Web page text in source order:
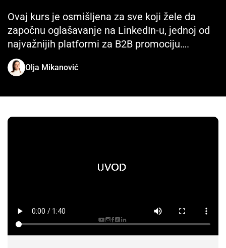
Ovaj kurs je osmišljena za sve koji žele da
započnu oglašavanje na LinkedIn-u, jednoj od
najvažnijih platformi za B2B promociju….
Olja Mikanović